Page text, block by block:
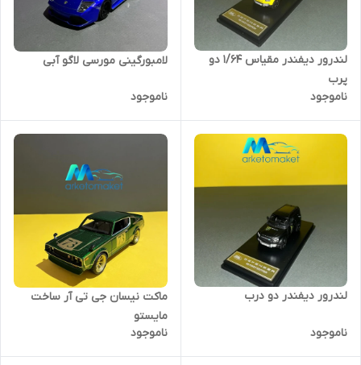
لندرور دیفندر مقیاس ١/۶۴ دو
پرب
ناموجود
لامبورگینی مورسی لاگو آبی
ناموجود
لندرور دیفندر دو درب
ناموجود
ماکت نیسان جی تی آر ساخت
مایستو
ناموجود